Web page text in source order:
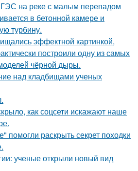
на реке с малым перепадом
в бетонной камере и
турбину.
эффектной картинкой,
построили одну из самых
чёрной дыры.
над кладбищами ученых
как соцсети искажают наше
помогли раскрыть секрет походки
ученые открыли новый вид